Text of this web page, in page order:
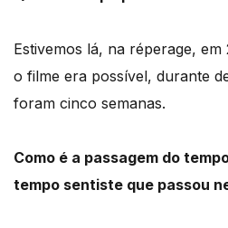
Estivemos lá, na réperage,
o filme era possível, durante
foram cinco semanas.
Como é a passagem do
tempo sentiste que passou